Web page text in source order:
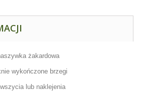
żakardowa
wykończone brzegi
lub naklejenia